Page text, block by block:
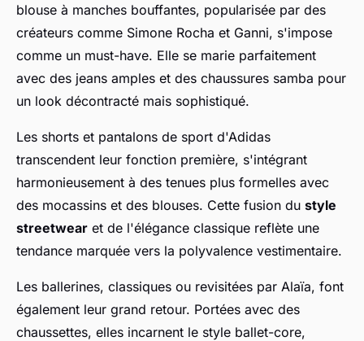
blouse à manches bouffantes, popularisée par des
créateurs comme Simone Rocha et Ganni, s'impose
comme un must-have. Elle se marie parfaitement
avec des jeans amples et des chaussures samba pour
un look décontracté mais sophistiqué.
Les shorts et pantalons de sport d'Adidas
transcendent leur fonction première, s'intégrant
harmonieusement à des tenues plus formelles avec
des mocassins et des blouses. Cette fusion du style
streetwear et de l'élégance classique reflète une
tendance marquée vers la polyvalence vestimentaire.
Les ballerines, classiques ou revisitées par Alaïa, font
également leur grand retour. Portées avec des
chaussettes, elles incarnent le style ballet-core,